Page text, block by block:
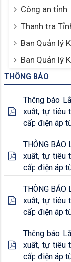
Công an tỉnh
Thanh tra
Ban Quản lý
Ban Quản lý
THÔNG BÁO
Thông báo
xuất, tự tiêu
cấp điện áp
THÔNG
xuất, tự tiêu
cấp điện áp
THÔNG
xuất, tự tiêu
cấp điện áp
Thông báo
xuất, tự tiêu
cấp điện áp